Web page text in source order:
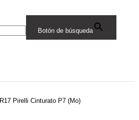
Botón de búsqueda
Pirelli Cinturato P7 (Mo)